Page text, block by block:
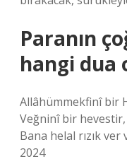
Paranın
hangi dua
Allâhümmekfinî bir
Veğninî bir hevestir,
Bana helal rızık
2024